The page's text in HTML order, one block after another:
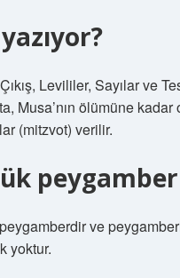
Levililer, Sayılar ve
Musa’nın ölümüne
(mitzvot) verilir.
ve
yoktur.